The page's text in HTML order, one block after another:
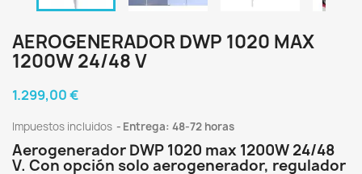
AEROGENERADOR DWP 1020 MAX
1200W 24/48 V
1.299,00 €
Impuestos incluidos Entrega: 48-72 horas
Aerogenerador DWP 1020 max 1200W 24/48
V. Con opción solo aerogenerador, regulador